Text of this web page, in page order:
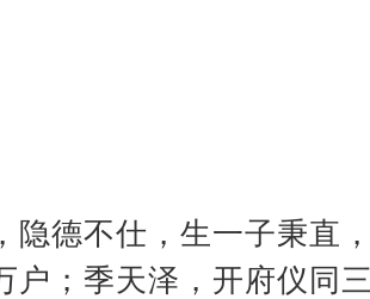
德不仕，生一子秉直
；季天泽，开府仪同